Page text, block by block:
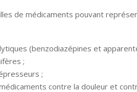
de médicaments pouvant
(benzodiazépines et
;
;
contre la douleur et